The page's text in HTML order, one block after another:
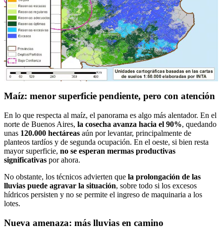
Maíz: menor superficie pendiente, pero con atención
En lo que respecta al maíz, el panorama es algo más alentador. En el
norte de Buenos Aires, la cosecha avanza hacia el 90%, quedando
unas 120.000 hectáreas aún por levantar, principalmente de
planteos tardíos y de segunda ocupación. En el oeste, si bien resta
mayor superficie, no se esperan mermas productivas
significativas por ahora.
No obstante, los técnicos advierten que la prolongación de las
lluvias puede agravar la situación, sobre todo si los excesos
hídricos persisten y no se permite el ingreso de maquinaria a los
lotes.
Nueva amenaza: más lluvias en camino